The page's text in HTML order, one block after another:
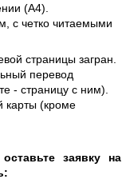
(А4).
с четко читаемыми
страницы загран.
перевод
- страницу с ним).
карты (кроме
заявку на